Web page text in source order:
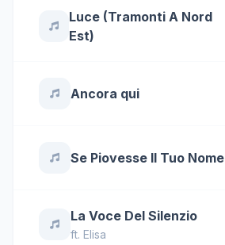
Luce (Tramonti A Nord
Est)
Ancora qui
Se Piovesse Il Tuo Nome
La Voce Del Silenzio
ft. Elisa